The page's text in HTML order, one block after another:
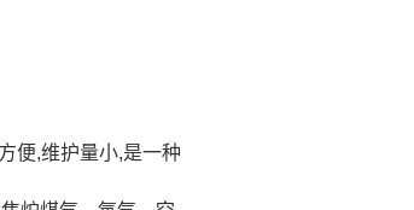
便,维护量小,是一种